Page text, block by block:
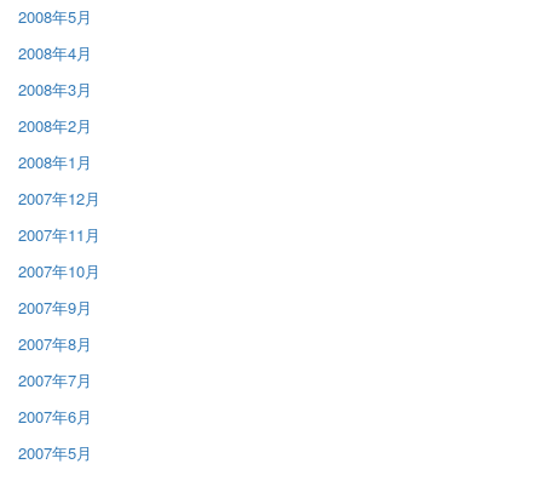
2008年5月
2008年4月
2008年3月
2008年2月
2008年1月
2007年12月
2007年11月
2007年10月
2007年9月
2007年8月
2007年7月
2007年6月
2007年5月